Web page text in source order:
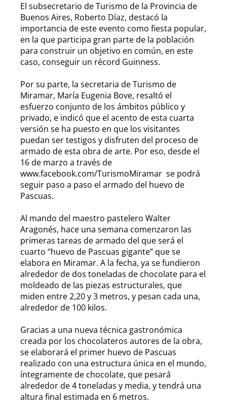
El subsecretario de Turismo de la Provincia de
Buenos Aires, Roberto Díaz, destacó la
importancia de este evento como fiesta popular,
en la que participa gran parte de la población
para construir un objetivo en común, en este
caso, conseguir un récord Guinness.
Por su parte, la secretaria de Turismo de
Miramar, María Eugenia Bove, resaltó el
esfuerzo conjunto de los ámbitos público y
privado, e indicó que el acento de esta cuarta
versión se ha puesto en que los visitantes
puedan ser testigos y disfruten del proceso de
armado de esta obra de arte. Por eso, desde el
16 de marzo a través de
www.facebook.com/TurismoMiramar se podrá
seguir paso a paso el armado del huevo de
Pascuas.
Al mando del maestro pastelero Walter
Aragonés, hace una semana comenzaron las
primeras tareas de armado del que será el
cuarto “huevo de Pascuas gigante” que se
elabora en Miramar. A la fecha, ya se fundieron
alrededor de dos toneladas de chocolate para el
moldeado de las piezas estructurales, que
miden entre 2,20 y 3 metros, y pesan cada una,
alrededor de 100 kilos.
Gracias a una nueva técnica gastronómica
creada por los chocolateros autores de la obra,
se elaborará el primer huevo de Pascuas
realizado con una estructura única en el mundo,
íntegramente de chocolate, que pesará
alrededor de 4 toneladas y media, y tendrá una
altura final estimada en 6 metros.